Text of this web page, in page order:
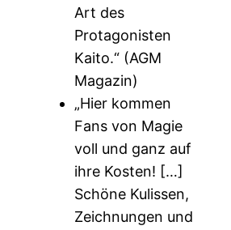
Art des
Protagonisten
Kaito.“ (AGM
Magazin)
„Hier kommen
Fans von Magie
voll und ganz auf
ihre Kosten! […]
Schöne Kulissen,
Zeichnungen und